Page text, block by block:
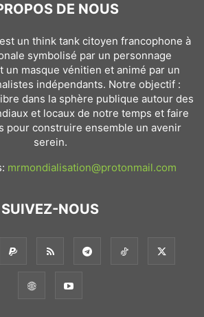
DE NOUS
un think tank citoyen francophone à
symbolisé par un personnage
un masque vénitien et animé par un
indépendants. Notre objectif :
dans la sphère publique autour des
et locaux de notre temps et faire
pour construire ensemble un avenir
serein.
mrmondialisation@protonmail.com
SUIVEZ-NOUS